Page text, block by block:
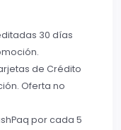
30 días
de Crédito
Oferta no
por cada 5